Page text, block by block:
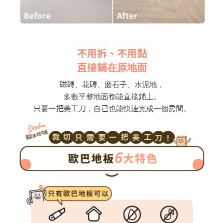
不用拆、不用黏
直接鋪在原地面
磁磚、花磚、磨石子、水泥地，
多數平整地面都能直接鋪上。
只要一把美工刀，自己也能快速完成一個房間。